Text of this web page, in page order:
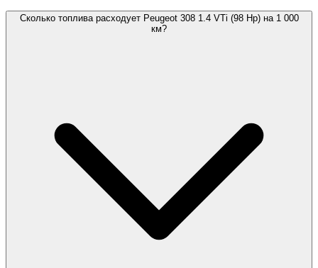
Сколько топлива расходует Peugeot 308 1.4 VTi (98 Hp) на 1 000
км?